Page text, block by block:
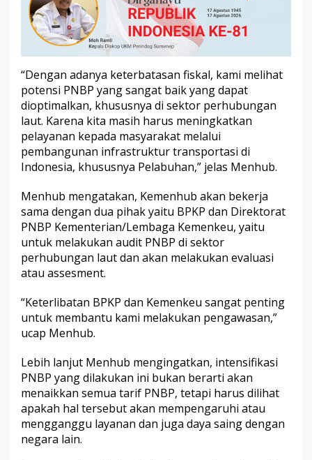
P
d
S
e
k
t
o
r
P
e
h
u
b
u
n
g
a
u
“Dengan adanya keterbatasan fiskal, kami melihat
potensi PNBP yang sangat baik yang dapat
dioptimalkan, khususnya di sektor perhubungan
laut. Karena kita masih harus meningkatkan
pelayanan kepada masyarakat melalui
pembangunan infrastruktur transportasi di
Indonesia, khususnya Pelabuhan,” jelas Menhub.
Menhub mengatakan, Kemenhub akan bekerja
sama dengan dua pihak yaitu BPKP dan Direktorat
PNBP Kementerian/Lembaga Kemenkeu, yaitu
untuk melakukan audit PNBP di sektor
perhubungan laut dan akan melakukan evaluasi
atau assesment.
“Keterlibatan BPKP dan Kemenkeu sangat penting
untuk membantu kami melakukan pengawasan,”
ucap Menhub.
Lebih lanjut Menhub mengingatkan, intensifikasi
PNBP yang dilakukan ini bukan berarti akan
menaikkan semua tarif PNBP, tetapi harus dilihat
apakah hal tersebut akan mempengaruhi atau
mengganggu layanan dan juga daya saing dengan
negara lain.